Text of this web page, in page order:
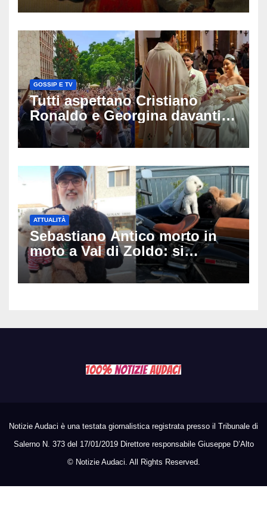
sui social
GOSSIP E TV
Tutti aspettano Cristiano
Ronaldo e Georgina davanti
alla cattedrale: ma il
matrimonio era di un’altra
ATTUALITÀ
Sebastiano Antico morto in
moto a Val di Zoldo: si
schianta con il sidecar, salvi i
due cagnolini
Notizie Audaci è una testata giornalistica registrata presso il Tribunale di
Salerno N. 373 del 17/01/2019 Direttore responsabile Giuseppe D’Alto
© Notizie Audaci. All Rights Reserved.